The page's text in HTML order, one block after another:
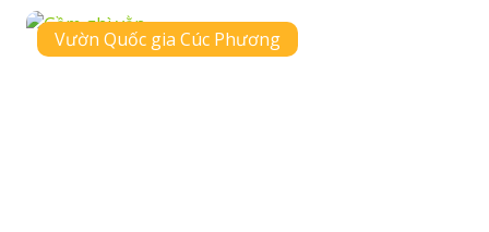
Vườn Quốc gia Cúc Phương